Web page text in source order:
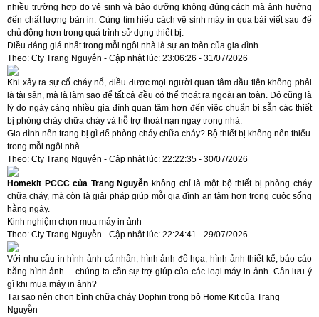
nhiều trường hợp do vệ sinh và bảo dưỡng không đúng cách mà ảnh hưởng
đến chất lượng bản in. Cùng tìm hiểu cách vệ sinh máy in qua bài viết sau để
chủ động hơn trong quá trình sử dụng thiết bị.
Điều đáng giá nhất trong mỗi ngôi nhà là sự an toàn của gia đình
Theo: Cty Trang Nguyễn - Cập nhật lúc: 23:06:26 - 31/07/2026
Khi xảy ra sự cố cháy nổ, điều được mọi người quan tâm đầu tiên không phải
là tài sản, mà là làm sao để tất cả đều có thể thoát ra ngoài an toàn. Đó cũng là
lý do ngày càng nhiều gia đình quan tâm hơn đến việc chuẩn bị sẵn các thiết
bị phòng cháy chữa cháy và hỗ trợ thoát nạn ngay trong nhà.
Gia đình nên trang bị gì để phòng cháy chữa cháy? Bộ thiết bị không nên thiếu
trong mỗi ngôi nhà
Theo: Cty Trang Nguyễn - Cập nhật lúc: 22:22:35 - 30/07/2026
Homekit PCCC của Trang Nguyễn không chỉ là một bộ thiết bị phòng cháy
chữa cháy, mà còn là giải pháp giúp mỗi gia đình an tâm hơn trong cuộc sống
hằng ngày.
Kinh nghiệm chọn mua máy in ảnh
Theo: Cty Trang Nguyễn - Cập nhật lúc: 22:24:41 - 29/07/2026
Với nhu cầu in hình ảnh cá nhân; hình ảnh đồ họa; hình ảnh thiết kế; báo cáo
bằng hình ảnh… chúng ta cần sự trợ giúp của các loại máy in ảnh. Cần lưu ý
gì khi mua máy in ảnh?
Tại sao nên chọn bình chữa cháy Dophin trong bộ Home Kit của Trang
Nguyễn